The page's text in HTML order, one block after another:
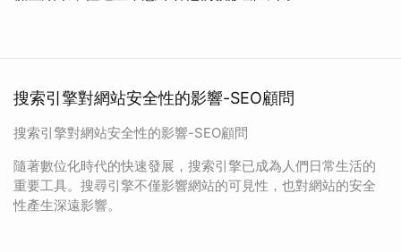
搜索引擎對網站安全性的影響-SEO顧問
搜索引擎對網站安全性的影響-SEO顧問
隨著數位化時代的快速發展，搜索引擎已成為人們日常生活的
重要工具。搜尋引擎不僅影響網站的可見性，也對網站的安全
性產生深遠影響。